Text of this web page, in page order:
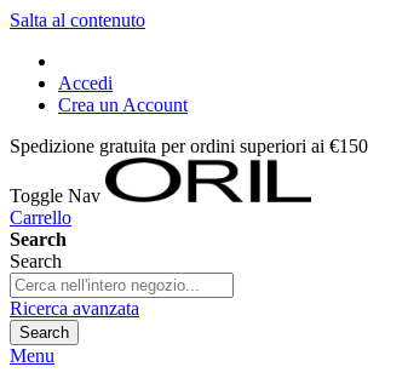
Salta al contenuto
Accedi
Crea un Account
Spedizione gratuita per ordini superiori ai €150
Toggle Nav
Carrello
Search
Search
Ricerca avanzata
Search
Menu